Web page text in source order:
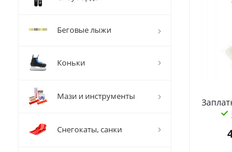
Беговые лыжи
Коньки
Мази и инструменты
Снегокаты, санки